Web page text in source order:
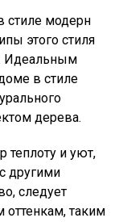
стиле модерн
этого стиля
Идеальным
в стиле
дерева.
теплоту и уют,
другими
следует
оттенкам, таким